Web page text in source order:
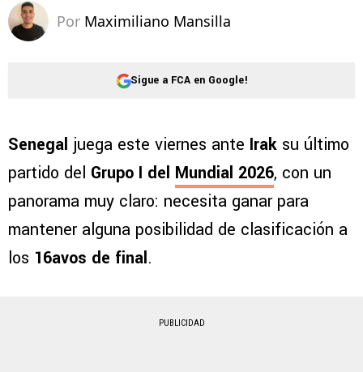
Por Maximiliano Mansilla
Sigue a FCA en Google!
Senegal juega este viernes ante Irak su último
partido del Grupo I del Mundial 2026, con un
panorama muy claro: necesita ganar para
mantener alguna posibilidad de clasificación a
los 16avos de final.
PUBLICIDAD